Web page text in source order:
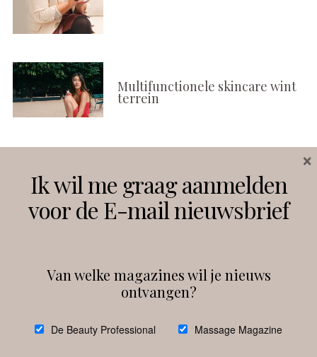
Multifunctionele skincare wint
terrein
Instagram Facebook
debeautyprofessional
Ik wil me graag aanmelden
voor de E-mail nieuwsbrief
Van welke magazines wil je nieuws
ontvangen?
De Beauty Professional Massage Magazine
×